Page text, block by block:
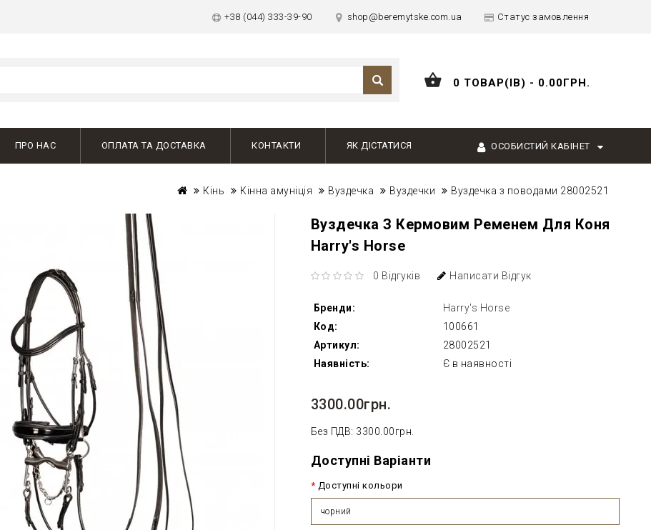
+38 (044) 333-39-90 shop@beremytske.com.ua Статус замовлення
0 ТОВАР(ІВ) - 0.00ГРН.
ПРО НАС ОПЛАТА ТА ДОСТАВКА КОНТАКТИ ЯК ДІСТАТИСЯ ОСОБИСТИЙ КАБІНЕТ
Кінь Кінна амуніція Вуздечка Вуздечки Вуздечка з поводами 28002521
Вуздечка З Кермовим Ременем Для Коня
Harry's Horse
0 Відгуків Написати Відгук
Бренди:
Harry's Horse
Код:
100661
Артикул:
28002521
Наявність:
Є в наявності
3300.00грн.
Без ПДВ: 3300.00грн.
Доступні Варіанти
Доступні кольори
чорний